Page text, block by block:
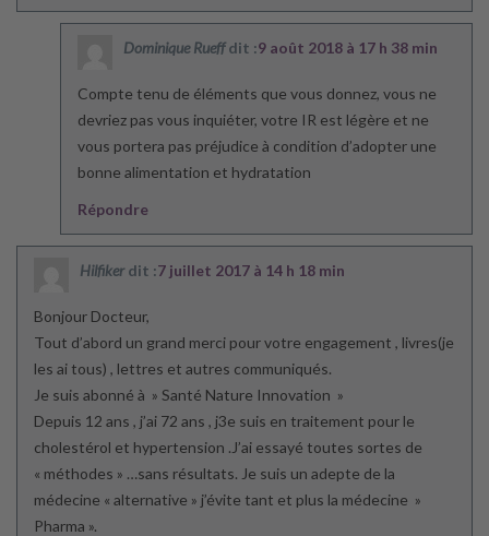
Dominique Rueff dit :9 août 2018 à 17 h 38 min
Compte tenu de éléments que vous donnez, vous ne
devriez pas vous inquiéter, votre IR est légère et ne
vous portera pas préjudice à condition d’adopter une
bonne alimentation et hydratation
Répondre
Hilfiker dit :7 juillet 2017 à 14 h 18 min
Bonjour Docteur,
Tout d’abord un grand merci pour votre engagement , livres(je
les ai tous) , lettres et autres communiqués.
Je suis abonné à » Santé Nature Innovation »
Depuis 12 ans , j’ai 72 ans , j3e suis en traitement pour le
cholestérol et hypertension .J’ai essayé toutes sortes de
« méthodes » …sans résultats. Je suis un adepte de la
médecine « alternative » j’évite tant et plus la médecine »
Pharma ».